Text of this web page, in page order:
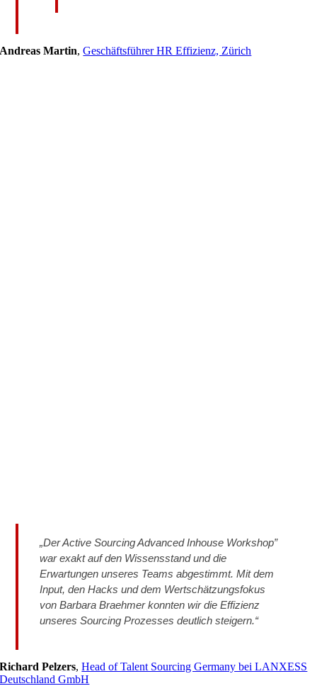
Andreas Martin,Geschäftsführer HR Effizienz, Zürich
„Der Active Sourcing Advanced Inhouse Workshop”
war exakt auf den Wissensstand und die
Erwartungen unseres Teams abgestimmt. Mit dem
Input, den Hacks und dem Wertschätzungsfokus
von Barbara Braehmer konnten wir die Effizienz
unseres Sourcing Prozesses deutlich steigern.“
Richard Pelzers,Head of Talent Sourcing Germany bei LANXESS
Deutschland GmbH